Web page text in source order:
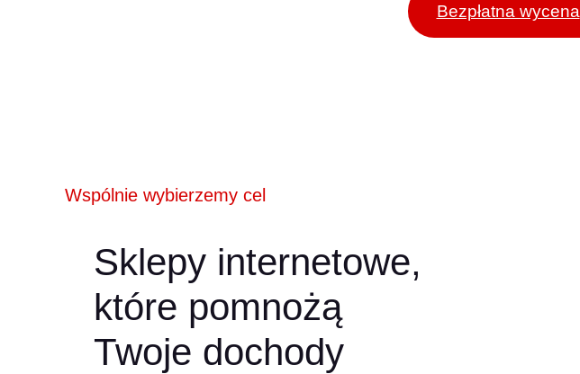
Bezpłatna wycena
Wspólnie wybierzemy cel
Sklepy internetowe,
które pomnożą
Twoje dochody